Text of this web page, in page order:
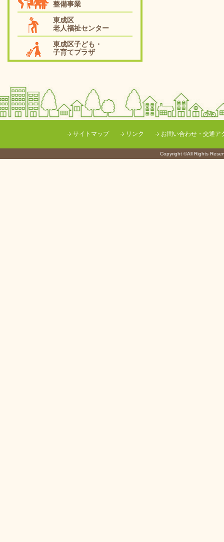
整備事業
東成区
老人福祉センター
東成区子ども・
子育てプラザ
サイトマップ リンク お問い合わせ・交通ア
Copyright ©All Rights